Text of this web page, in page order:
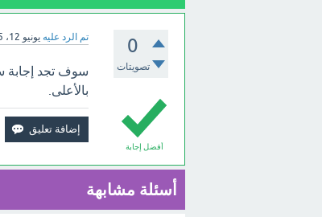
0
تصويتات
تم الرد عليه يونيو 12، 2025
أفضل إجابة
بالأعلى.
أسئلة مشابهة